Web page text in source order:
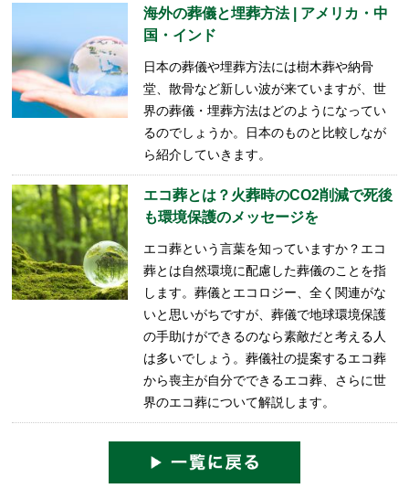
海外の葬儀と埋葬方法 | アメリカ・中
国・インド
日本の葬儀や埋葬方法には樹木葬や納骨
堂、散骨など新しい波が来ていますが、世
界の葬儀・埋葬方法はどのようになってい
るのでしょうか。日本のものと比較しなが
ら紹介していきます。
エコ葬とは？火葬時のCO2削減で死後
も環境保護のメッセージを
エコ葬という言葉を知っていますか？エコ
葬とは自然環境に配慮した葬儀のことを指
します。葬儀とエコロジー、全く関連がな
いと思いがちですが、葬儀で地球環境保護
の手助けができるのなら素敵だと考える人
は多いでしょう。葬儀社の提案するエコ葬
から喪主が自分でできるエコ葬、さらに世
界のエコ葬について解説します。